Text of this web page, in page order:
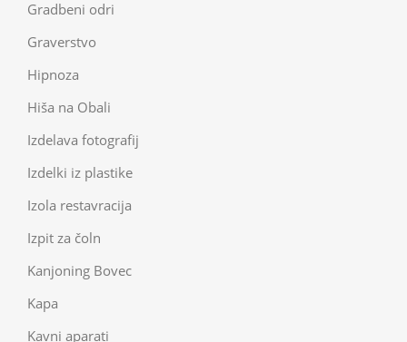
Gradbeni odri
Graverstvo
Hipnoza
Hiša na Obali
Izdelava fotografij
Izdelki iz plastike
Izola restavracija
Izpit za čoln
Kanjoning Bovec
Kapa
Kavni aparati